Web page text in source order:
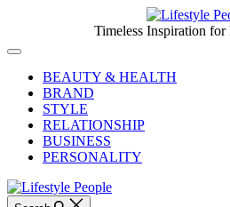
content
People
Timeless Inspiration
Off
CanvasBEAUTY & HEALTH
BRAND
STYLE
RELATIONSHIP
BUSINESS
PERSONALITY